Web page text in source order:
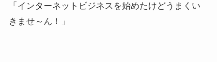
「インターネットビジネスを始めたけどうまくい
きませ～ん！」